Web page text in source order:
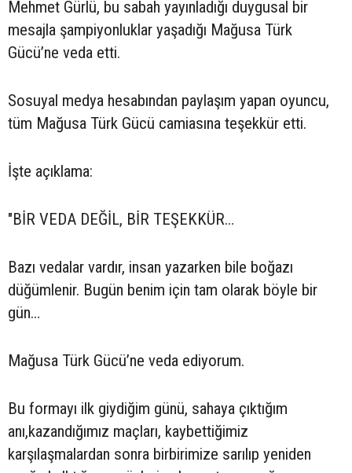
Mehmet Gürlü, bu sabah yayınladığı duygusal bir
mesajla şampiyonluklar yaşadığı Mağusa Türk
Gücü’ne veda etti.
Sosuyal medya hesabından paylaşım yapan oyuncu,
tüm Mağusa Türk Gücü camiasına teşekkür etti.
İşte açıklama:
"BİR VEDA DEĞİL, BİR TEŞEKKÜR…
Bazı vedalar vardır, insan yazarken bile boğazı
düğümlenir. Bugün benim için tam olarak böyle bir
gün…
Mağusa Türk Gücü’ne veda ediyorum.
Bu formayı ilk giydiğim günü, sahaya çıktığım
anı,kazandığımız maçları, kaybettiğimiz
karşılaşmalardan sonra birbirimize sarılıp yeniden